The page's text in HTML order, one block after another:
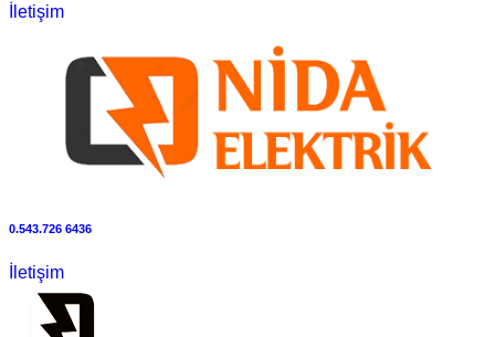
İletişim
0.543.726 6436
İletişim